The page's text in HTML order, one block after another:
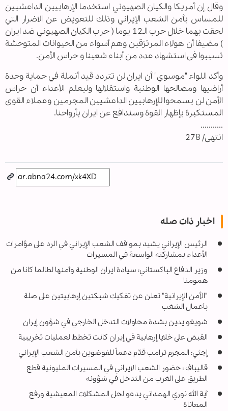
وقال إن أمریکا والكيان الصهيوني استخدما الإرهابیین الداعشیین
للمساس بأمن الشعب الإیراني وذلك للتعویض عن الاضرار التي
لحقت بهما خلال حرب الـ12 يوما ( حرب الكيان الصهيوني ضد ايران
) مضیفا أن هولاء المرتزقین وهم أسواء من الحيوانات المتوحشة
تسببوا فی استشهاد عدد من أبناء شعبنا و حراس الأمن.
وأکد اللواء "موسوي" أن ایران لن تتردد قید أنملة في حماية وحدة
أراضیها ومصالحها الوطنیة واستقلالها ولیعلم الأعداء أن حراس
الأمن لن یسمحوا للإرهابیین الداعشیین المجرمین وعملاء القوی
المستکبرة بإظهار القوة وسندافع عن ایران بأرواحنا.
...........
انتهى/ 278
اخبار ذات صله
الرئيس الإيراني يشيد بمواقف الشعب الإيراني في الرد على مؤامرات
الأعداء بمشاركته الواسعة في المسيرات
وزیر الدفاع الباکستاني: سیادة ایران الوطنیة وأمنها لطالما کانا من
همومنا
"الأمن الإيرانية" تعلن عن تفكيك شبكتين إرهابيتين على صلة
بأعمال الشغب
شويغو يدين بشدة محاولات التدخل الخارجي في شؤون إيران
القبض على خلايا إرهابية في إيران كانت تخطط لعمليات تخريبية
إجئي: المجرم ترامب قدّم دعماً للفوضوين بأمن الشعب الإيراني
قاليباف : حضور الشعب الايراني في المسيرات المليونية قطع
الطريق على الغرب من التدخل في شؤونه
آية الله نوري الهمداني يدعو لحل المشكلات المعيشية ورفع
المعاناة